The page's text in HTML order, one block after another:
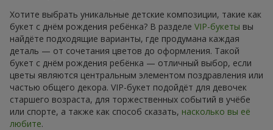
Хотите выбрать уникальные детские композиции, такие как
букет с днём рождения ребёнка? В разделе VIP-букеты вы
найдёте подходящие варианты, где продумана каждая
деталь — от сочетания цветов до оформления. Такой
букет с днём рождения ребёнка — отличный выбор, если
цветы являются центральным элементом поздравления или
частью общего декора. VIP-букет подойдёт для девочек
старшего возраста, для торжественных событий в учёбе
или спорте, а также как способ сказать, насколько вы её
любите.